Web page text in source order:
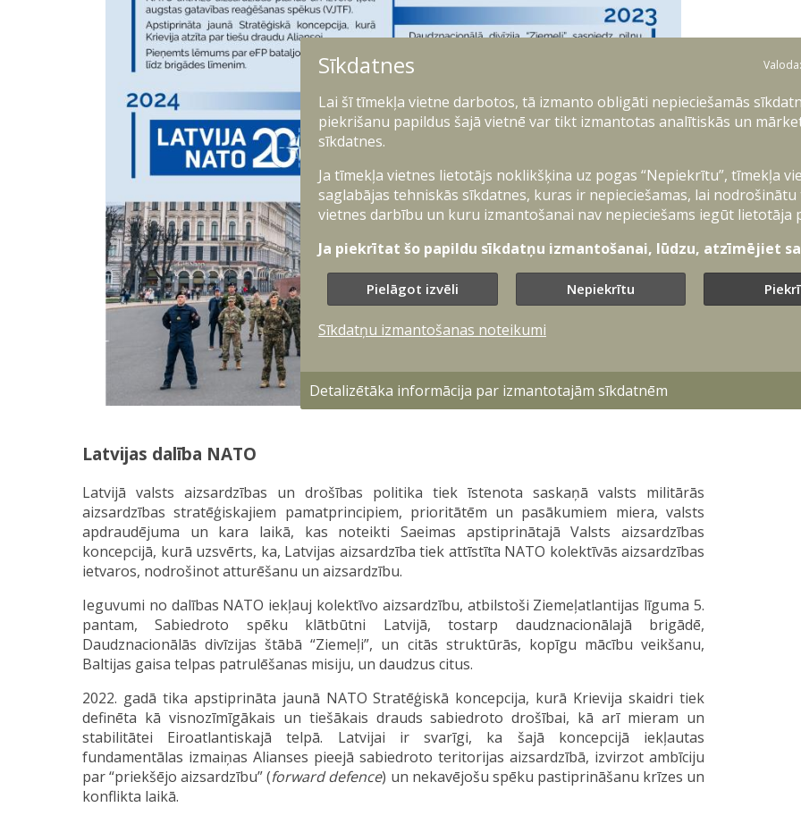
Latvijas dalība NATO
Latvijā valsts aizsardzības un drošības politika tiek īstenota saskaņā valsts militārās
aizsardzības stratēģiskajiem pamatprincipiem, prioritātēm un pasākumiem miera, valsts
apdraudējuma un kara laikā, kas noteikti Saeimas apstiprinātajā Valsts aizsardzības
koncepcijā, kurā uzsvērts, ka, Latvijas aizsardzība tiek attīstīta NATO kolektīvās aizsardzības
ietvaros, nodrošinot atturēšanu un aizsardzību.
Ieguvumi no dalības NATO iekļauj kolektīvo aizsardzību, atbilstoši Ziemeļatlantijas līguma 5.
pantam, Sabiedroto spēku klātbūtni Latvijā, tostarp daudznacionālajā brigādē,
Daudznacionālās divīzijas štābā “Ziemeļi”, un citās struktūrās, kopīgu mācību veikšanu,
Baltijas gaisa telpas patrulēšanas misiju, un daudzus citus.
2022. gadā tika apstiprināta jaunā NATO Stratēģiskā koncepcija, kurā Krievija skaidri tiek
definēta kā visnozīmīgākais un tiešākais drauds sabiedroto drošībai, kā arī mieram un
stabilitātei Eiroatlantiskajā telpā. Latvijai ir svarīgi, ka šajā koncepcijā iekļautas
fundamentālas izmaiņas Alianses pieejā sabiedroto teritorijas aizsardzībā, izvirzot ambīciju
par “priekšējo aizsardzību” (forward defence) un nekavējošu spēku pastiprināšanu krīzes un
konflikta laikā.
Sīkdatnes Valoda:
Lai šī tīmekļa vietne darbotos, tā izmanto obligāti nepieciešamās
piekrišanu papildus šajā vietnē var tikt izmantotas analītiskās un
sīkdatnes.
Ja tīmekļa vietnes lietotājs noklikšķina uz pogas “Nepiekrītu”, tīmekļa
saglabājas tehniskās sīkdatnes, kuras ir nepieciešamas, lai nodrošinātu
vietnes darbību un kuru izmantošanai nav nepieciešams iegūt lietotāja
Ja piekrītat šo papildu sīkdatņu izmantošanai, lūdzu, atzīmējiet
Pielāgot izvēli Nepiekrītu
Sīkdatņu izmantošanas noteikumi
Detalizētāka informācija par izmantotajām sīkdatnēm